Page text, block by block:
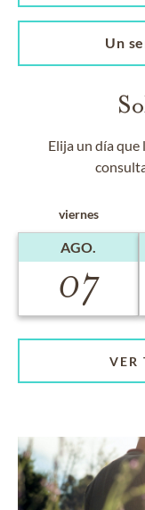
Un
Elija un día que
viernes
AGO.
07
VER